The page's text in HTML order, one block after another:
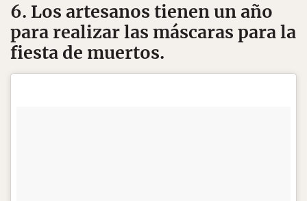
6. Los artesanos tienen un año
para realizar las máscaras para la
fiesta de muertos.